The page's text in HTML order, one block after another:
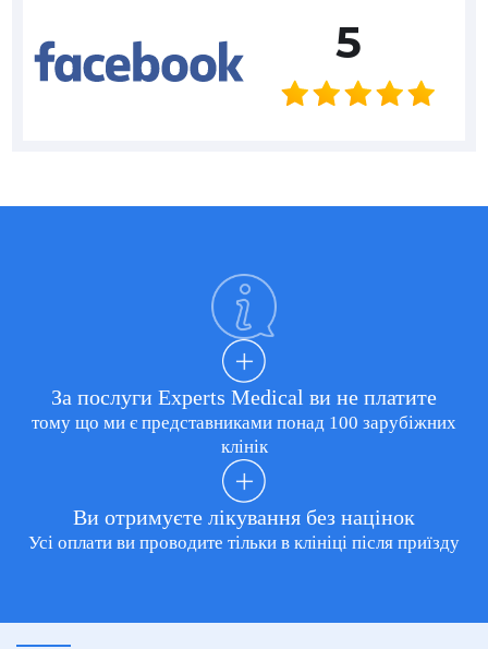
5
За послуги Experts Medical ви не платите
тому що ми є представниками понад 100 зарубіжних
клінік
Ви отримуєте лікування без націнок
Усі оплати ви проводите тільки в клініці після приїзду